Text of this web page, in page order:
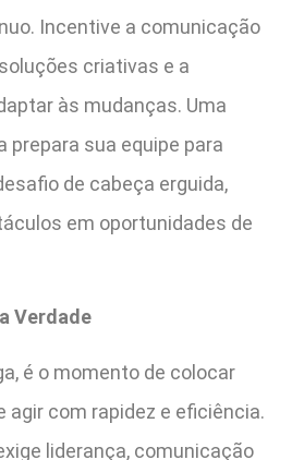
Incentive a comunicação
criativas e a
às mudanças. Uma
prepara sua equipe para
de cabeça erguida,
em oportunidades de
Verdade
é o momento de colocar
agir com rapidez e eficiência.
liderança, comunicação